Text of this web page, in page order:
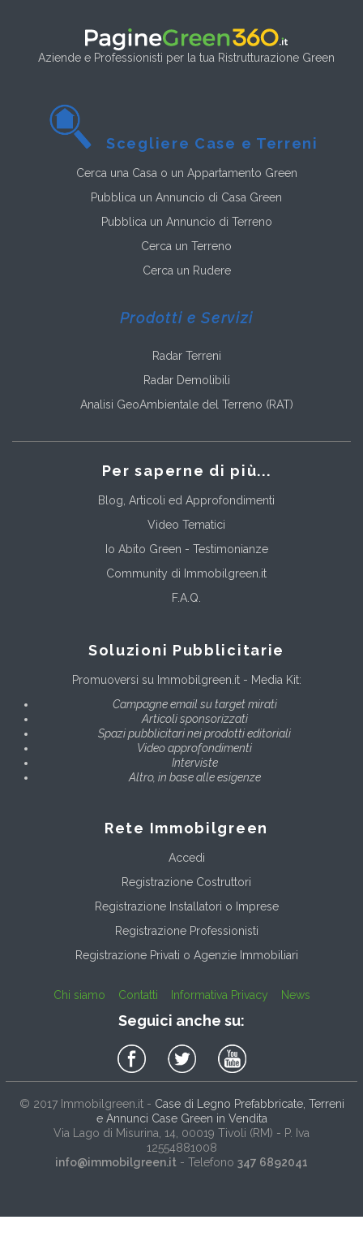
Aziende e Professionisti per la tua Ristrutturazione Green
Scegliere Case e Terreni
Cerca una Casa o un Appartamento Green
Pubblica un Annuncio di Casa Green
Pubblica un Annuncio di Terreno
Cerca un Terreno
Cerca un Rudere
Prodotti e Servizi
Radar Terreni
Radar Demolibili
Analisi GeoAmbientale del Terreno (RAT)
Per saperne di più...
Blog, Articoli ed Approfondimenti
Video Tematici
Io Abito Green - Testimonianze
Community di Immobilgreen.it
F.A.Q.
Soluzioni Pubblicitarie
Promuoversi su Immobilgreen.it - Media Kit:
Campagne email su target mirati
Articoli sponsorizzati
Spazi pubblicitari nei prodotti editoriali
Video approfondimenti
Interviste
Altro, in base alle esigenze
Rete Immobilgreen
Accedi
Registrazione Costruttori
Registrazione Installatori o Imprese
Registrazione Professionisti
Registrazione Privati o Agenzie Immobiliari
Chi siamo Contatti Informativa Privacy News
Seguici anche su:
© 2017 Immobilgreen.it- Case di Legno Prefabbricate, Terreni
e Annunci Case Green in Vendita
Via Lago di Misurina, 14 , 00019 Tivoli (RM) - P. Iva
12554881008
info@immobilgreen.it - Telefono 347 6892041